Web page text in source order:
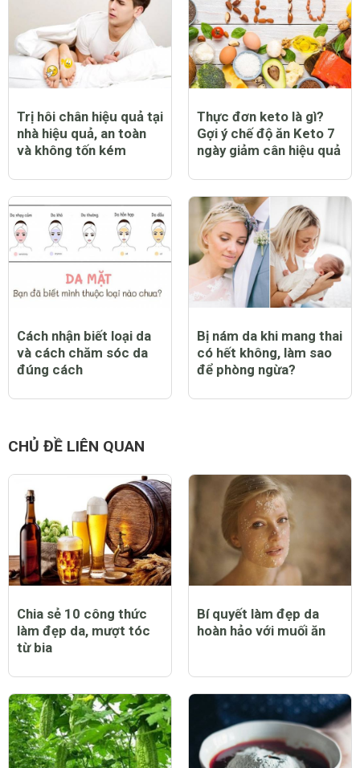
Trị hôi chân hiệu quả tại
nhà hiệu quả, an toàn
và không tốn kém
Thực đơn keto là gì?
Gợi ý chế độ ăn Keto 7
ngày giảm cân hiệu quả
Cách nhận biết loại da
và cách chăm sóc da
đúng cách
Bị nám da khi mang thai
có hết không, làm sao
để phòng ngừa?
CHỦ ĐỀ LIÊN QUAN
Chia sẻ 10 công thức
làm đẹp da, mượt tóc
từ bia
Bí quyết làm đẹp da
hoàn hảo với muối ăn